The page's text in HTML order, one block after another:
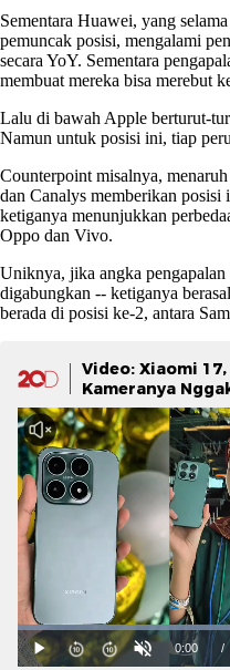
Sementara Huawei, yang
pemuncak posisi, mengalami
secara YoY. Sementara
membuat mereka bisa merebut
Lalu di bawah Apple berturut-
Namun untuk posisi ini, tiap
Counterpoint misalnya,
dan Canalys memberikan
ketiganya menunjukkan
Oppo dan Vivo.
Uniknya, jika angka
digabungkan -- ketiganya
berada di posisi ke-2, antara
Video: Xiaomi
Kameranya